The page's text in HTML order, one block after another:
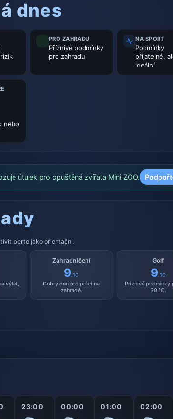
dnes
PRO ZAHRADU
Příznivé podmínky
pro zahradu
NA SPORT
Podmínky
přijatelné,
ideální
nebo
útulek pro opuštěná zvířata Mini ZOO.
berte jako orientační.
výlet,
Zahradničení
9/10
Dobrý den pro práci na
zahradě.
Golf
9/10
Příznivé podmínky
30 °C.
23:00 00:00 01:00 02:00